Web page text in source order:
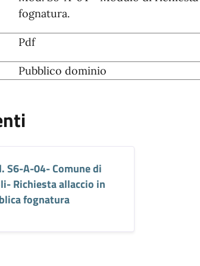
fognatura.
Pdf
Pubblico dominio
S6-A-04- Comune di
Richiesta allaccio in
fognatura